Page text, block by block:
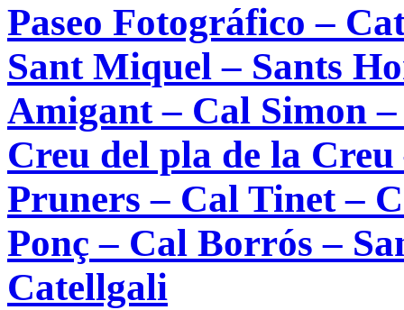
Paseo Fotográfico –
Sant Miquel – Sants
Amigant – Cal Simon
Creu del pla de la
Pruners – Cal Tinet –
Ponç – Cal Borrós –
Catellgali